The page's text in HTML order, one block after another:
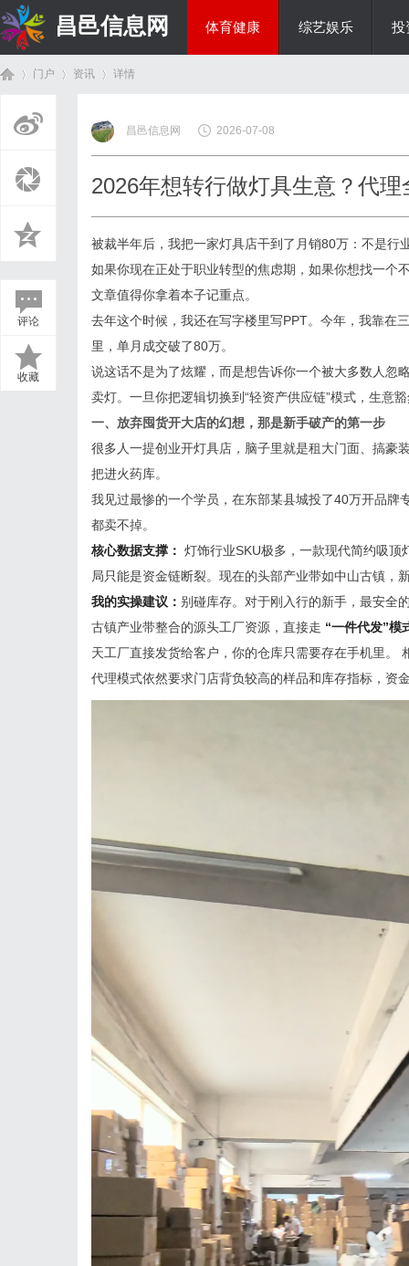
昌邑信息网 体育健康 综艺娱乐 投
门户 资讯
›
详情
评论
收藏
昌邑信息网 2026-07-08
2026年想转行做灯具生意？代
被裁半年后，我把一家灯具店干到了月销80万：不是行
如果你现在正处于职业转型的焦虑期，如果你想找一个
文章值得你拿着本子记重点。
去年这个时候，我还在写字楼里写PPT。今年，我靠在
里，单月成交破了80万。
说这话不是为了炫耀，而是想告诉你一个被大多数人忽
卖灯。一旦你把逻辑切换到“轻资产供应链”模式，生意
一、放弃囤货开大店的幻想，那是新手破产的第一步
很多人一提创业开灯具店，脑子里就是租大门面、搞豪
把进火药库。
我见过最惨的一个学员，在东部某县城投了40万开品
都卖不掉。
核心数据支撑： 灯饰行业SKU极多，一款现代简约吸
局只能是资金链断裂。现在的头部产业带如中山古镇，
我的实操建议： 别碰库存。对于刚入行的新手，最安全
古镇产业带整合的源头工厂资源，直接走 “一件代发”模
天工厂直接发货给客户，你的仓库只需要存在手机里。
代理模式依然要求门店背负较高的样品和库存指标，资